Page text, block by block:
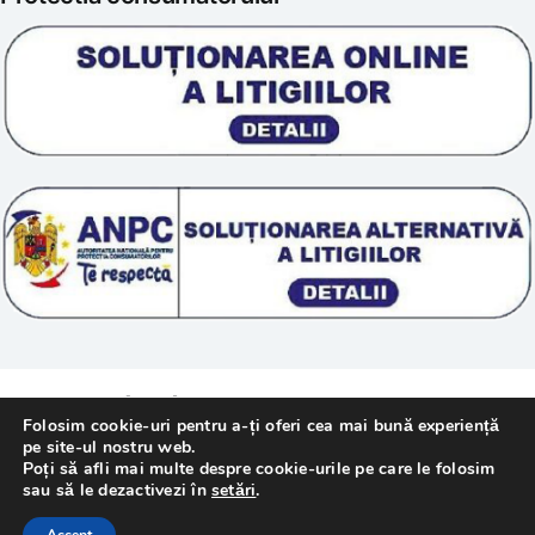
Scoala „Sanatate 5D”
Tratamente naturale
Termeni si conditii
Politica cookie
© 2011 – [year] Fundatia Simile. Toate drepturile
rezervate.
Folosim cookie-uri pentru a-ți oferi cea mai bună experiență
pe site-ul nostru web.
Poți să afli mai multe despre cookie-urile pe care le folosim
sau să le dezactivezi în setări.